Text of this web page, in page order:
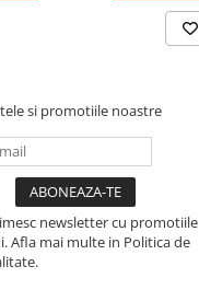
si promotiile noastre
newsletter cu promotiile
Afla mai multe in Politica de